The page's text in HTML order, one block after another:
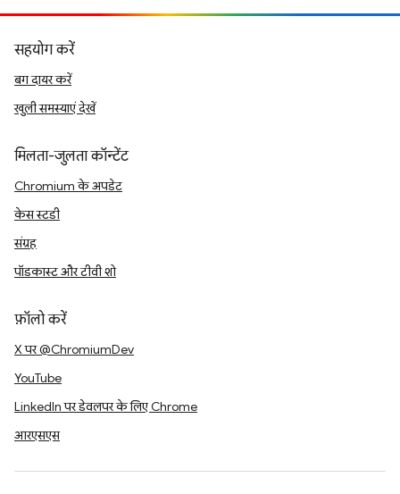
सहयोग करें
बग दायर करें
खुली समस्याएं देखें
मिलता-जुलता कॉन्टेंट
Chromium के अपडेट
केस स्टडी
संग्रह
पॉडकास्ट और टीवी शो
फ़ॉलो करें
X पर @ChromiumDev
YouTube
LinkedIn पर डेवलपर के लिए Chrome
आरएसएस